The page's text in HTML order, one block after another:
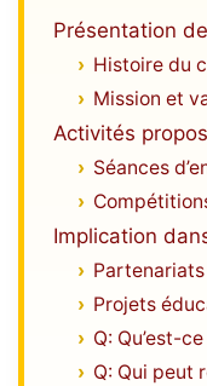
Présentation
Histoire du
Mission et
Activités
Séances
Implication
Projets
Q: Qu’est-
Q: Qui peut